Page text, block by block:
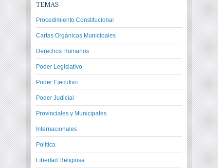
TEMAS
Procedimiento Constitucional
Cartas Orgánicas Municipales
Derechos Humanos
Poder Legislativo
Poder Ejecutivo
Poder Judicial
Provinciales y Municipales
Internacionales
Politica
Libertad Religiosa